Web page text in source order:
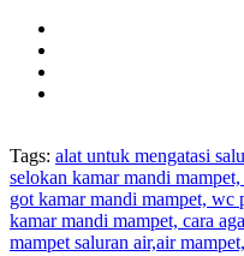
Tags: alat untuk mengatasi
selokan kamar mandi
got kamar mandi mampet, wc
kamar mandi mampet, cara
mampet saluran air,air